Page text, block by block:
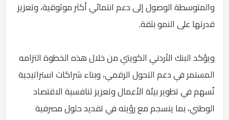
والمتوسطة الوصول إلى دعم انتمائي أكثر موثوقية، وتعزيز
قدرتها على النمو بثقة.
ويؤكد البنك الأردني الكويتي من خلال هذه الخطوة التزامه
المستمر في دعم التحول الرقمي، وبناء شراكات استراتيجية
تُسهم في تطوير بيئة الأعمال وتعزيز تنافسية الاقتصاد
الوطني، بما ينسجم مع رؤيته في تقديد حلول مصرفية